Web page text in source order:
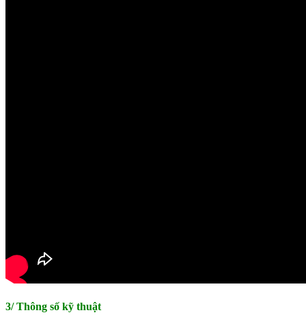
3/ Thông số kỹ thuật